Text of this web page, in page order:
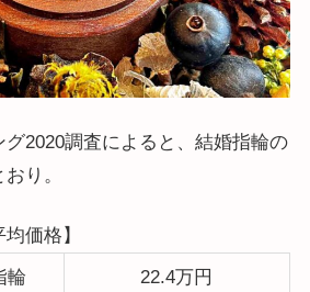
2020調査によると、結婚指輪の
り。
価格】
輪
22.4万円